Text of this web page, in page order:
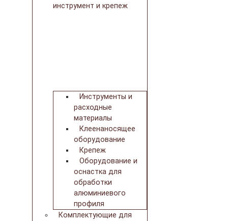
инструмент и крепеж
Инструменты и
расходные
материалы
Клеенаносящее
оборудование
Крепеж
Оборудование и
оснастка для
обработки
алюминиевого
профиля
Комплектующие для